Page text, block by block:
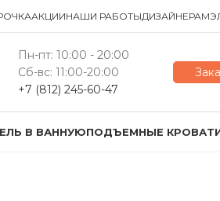
АКЦИИНАШИ РАБОТЫДИЗАЙНЕРАМ
Пн-пт: 10:00 - 20:00
Сб-вс: 11:00-20:00
+7 (812) 245-60-47
В ВАННУЮПОДЪЕМНЫЕ